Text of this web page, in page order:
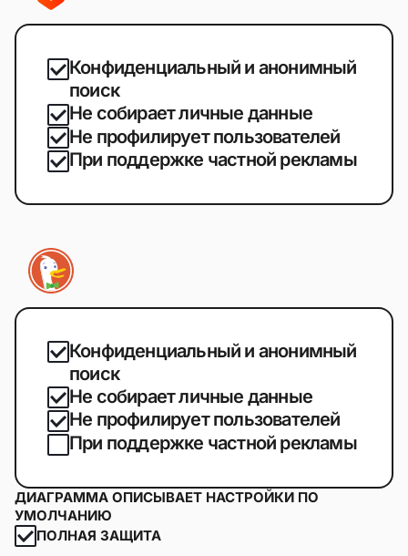
Конфиденциальный и анонимный
поиск
Не собирает личные данные
Не профилирует пользователей
При поддержке частной рекламы
Конфиденциальный и анонимный
поиск
Не собирает личные данные
Не профилирует пользователей
При поддержке частной рекламы
ДИАГРАММА ОПИСЫВАЕТ НАСТРОЙКИ ПО
УМОЛЧАНИЮ
ПОЛНАЯ ЗАЩИТА